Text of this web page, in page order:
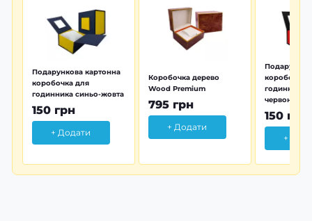
Подарункова картонна
коробочка для
годинника синьо-жовта
150 грн
+ Додати
Коробочка дерево
Wood Premium
795 грн
+ Додати
коробочка
годинника
червона
150 грн
+